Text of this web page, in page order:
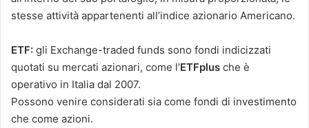
stesse attività appartenenti all’indice azionario Americano.
ETF: gli Exchange-traded funds sono fondi indicizzati
quotati su mercati azionari, come l’ETFplus che è
operativo in Italia dal 2007.
Possono venire considerati sia come fondi di investimento
che come azioni.